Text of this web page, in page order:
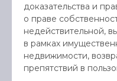
доказательства и
о праве
недействительной,
в рамках
недвижимости,
препятствий в